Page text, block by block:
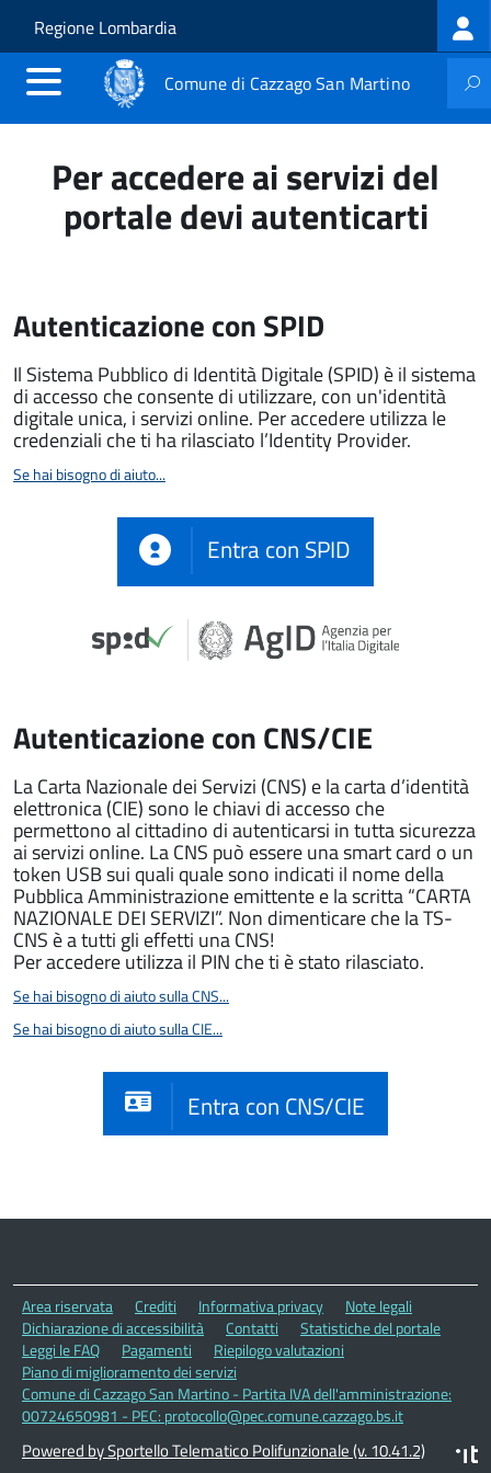
Salta al contenuto principale
Skip to site navigation
Regione Lombardia
Comune di Cazzago San Martino
Per accedere ai servizi del
portale devi autenticarti
Autenticazione con SPID
Il Sistema Pubblico di Identità Digitale (SPID) è il sistema
di accesso che consente di utilizzare, con un'identità
digitale unica, i servizi online. Per accedere utilizza le
credenziali che ti ha rilasciato l’Identity Provider.
Se hai bisogno di aiuto...
Entra con SPID
Autenticazione con CNS/CIE
La Carta Nazionale dei Servizi (CNS) e la carta d’identità
elettronica (CIE) sono le chiavi di accesso che
permettono al cittadino di autenticarsi in tutta sicurezza
ai servizi online. La CNS può essere una smart card o un
token USB sui quali quale sono indicati il nome della
Pubblica Amministrazione emittente e la scritta “CARTA
NAZIONALE DEI SERVIZI”. Non dimenticare che la TS-
CNS è a tutti gli effetti una CNS!
Per accedere utilizza il PIN che ti è stato rilasciato.
Se hai bisogno di aiuto sulla CNS...
Se hai bisogno di aiuto sulla CIE...
Entra con CNS/CIE
Area riservata Crediti Informativa privacy
Note legali
Dichiarazione di accessibilità
Contatti
Statistiche del portale
Leggi le FAQ
Pagamenti
Riepilogo valutazioni
Piano di miglioramento dei servizi
Comune di Cazzago San Martino - Partita IVA dell'amministrazione:
00724650981 - PEC: protocollo@pec.comune.cazzago.bs.it
Powered by Sportello Telematico Polifunzionale (v. 10.41.2)